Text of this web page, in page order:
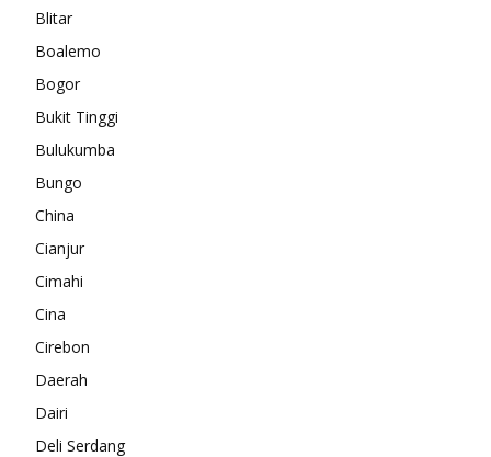
Blitar
Boalemo
Bogor
Bukit Tinggi
Bulukumba
Bungo
China
Cianjur
Cimahi
Cina
Cirebon
Daerah
Dairi
Deli Serdang